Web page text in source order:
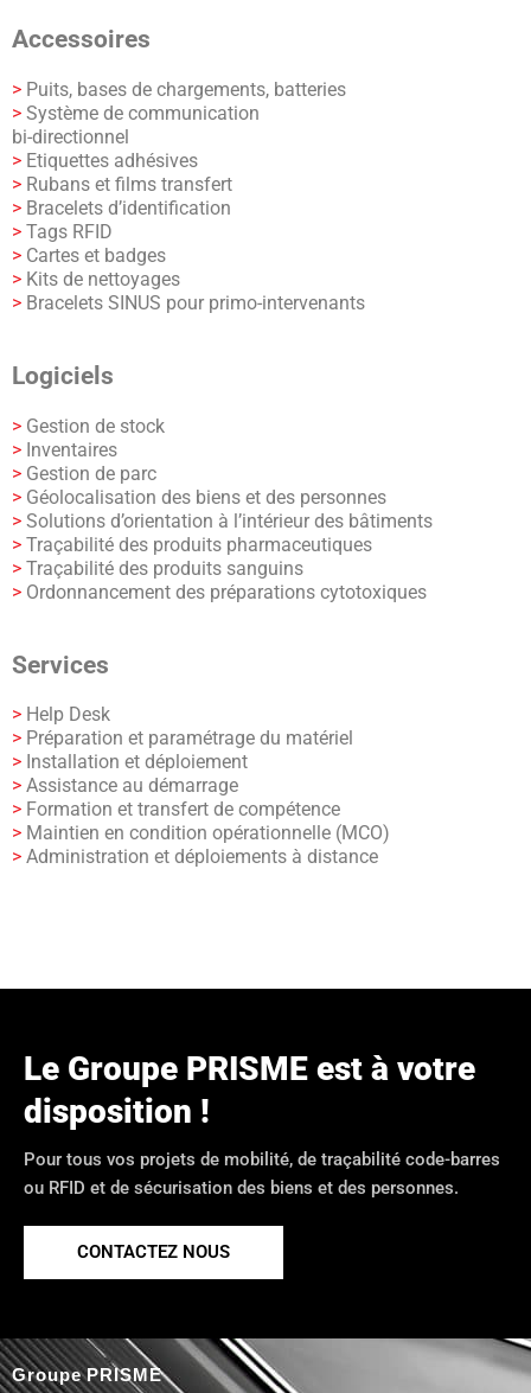
Accessoires
> Puits, bases de chargements, batteries
> Système de communication
bi-directionnel
> Etiquettes adhésives
> Rubans et films transfert
> Bracelets d’identification
> Tags RFID
> Cartes et badges
> Kits de nettoyages
> Bracelets SINUS pour primo-intervenants
Logiciels
> Gestion de stock
> Inventaires
> Gestion de parc
> Géolocalisation des biens et des personnes
> Solutions d’orientation à l’intérieur des bâtiments
> Traçabilité des produits pharmaceutiques
> Traçabilité des produits sanguins
> Ordonnancement des préparations cytotoxiques
Services
> Help Desk
> Préparation et paramétrage du matériel
> Installation et déploiement
> Assistance au démarrage
> Formation et transfert de compétence
> Maintien en condition opérationnelle (MCO)
> Administration et déploiements à distance
Le Groupe PRISME est à votre
disposition !
Pour tous vos projets de mobilité, de traçabilité code-barres
ou RFID et de sécurisation des biens et des personnes.
CONTACTEZ NOUS
Groupe PRISME